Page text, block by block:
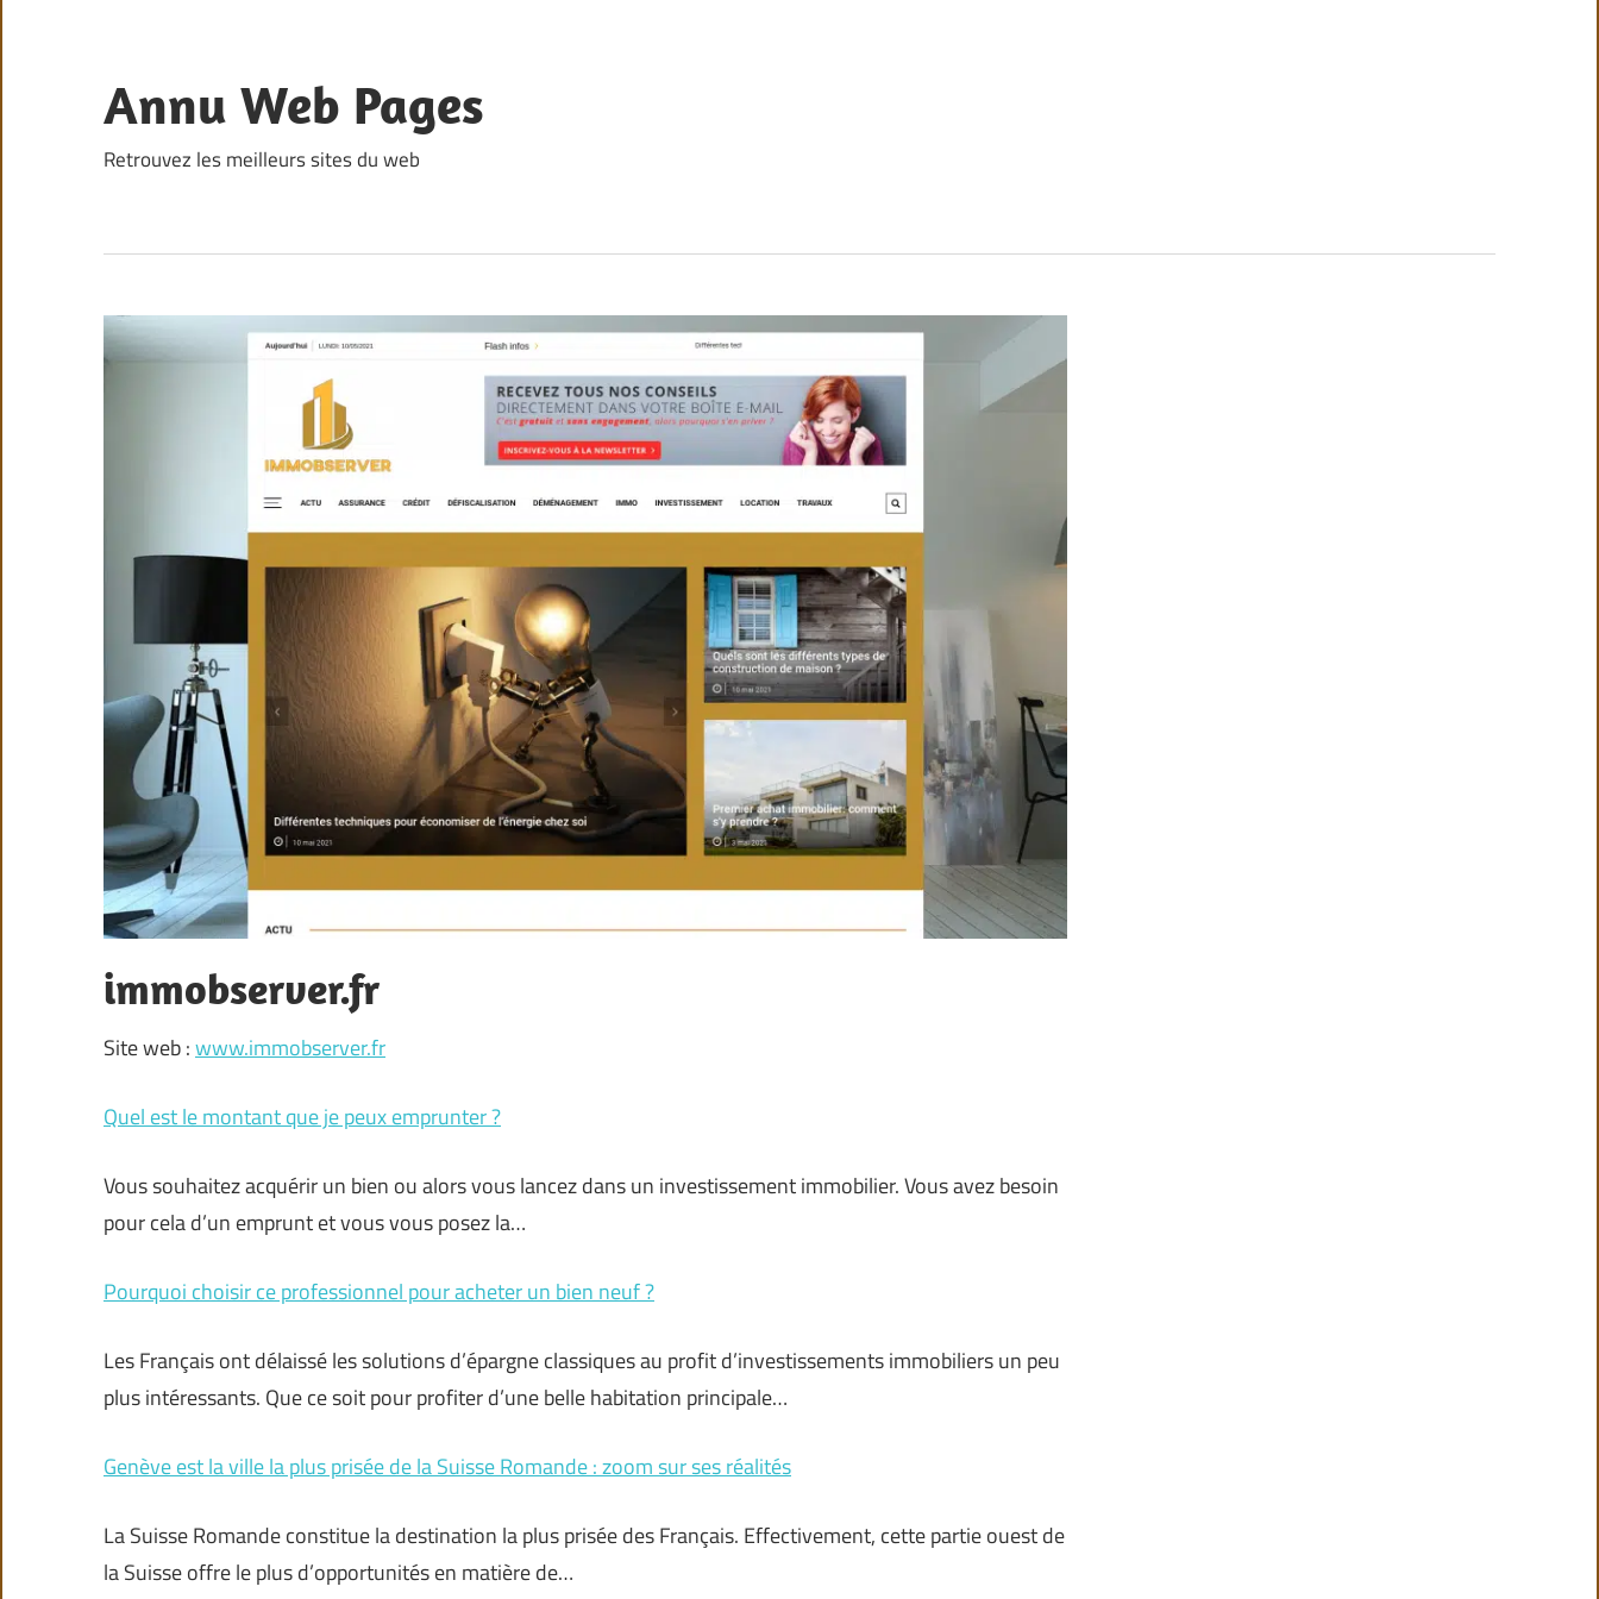
content
Annu Web Pages
Retrouvez les meilleurs sites du web
immobserver.fr
Site web :www.immobserver.fr
Quel est le montant que je peux emprunter ?
Vous souhaitez acquérir un bien ou alors vous lancez dans un investissement immobilier. Vous avez besoin
pour cela d’un emprunt et vous vous posez la…
Pourquoi choisir ce professionnel pour acheter un bien neuf ?
Les Français ont délaissé les solutions d’épargne classiques au profit d’investissements immobiliers un peu
plus intéressants. Que ce soit pour profiter d’une belle habitation principale…
Genève est la ville la plus prisée de la Suisse Romande : zoom sur ses réalités
La Suisse Romande constitue la destination la plus prisée des Français. Effectivement, cette partie ouest de
la Suisse offre le plus d’opportunités en matière de…